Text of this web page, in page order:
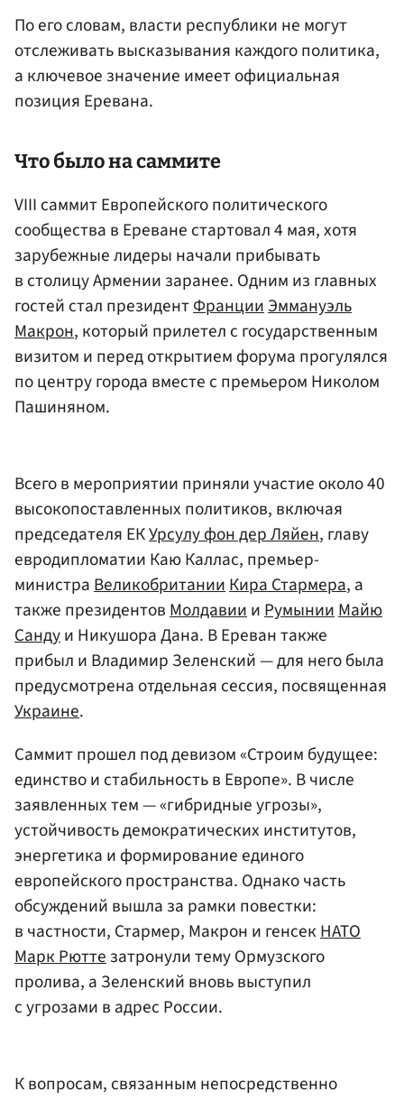
По его словам, власти республики не могут
отслеживать высказывания каждого политика,
а ключевое значение имеет официальная
позиция Еревана.
Что было на саммите
VIII саммит Европейского политического
сообщества в Ереване стартовал 4 мая, хотя
зарубежные лидеры начали прибывать
в столицу Армении заранее. Одним из главных
гостей стал президентФранцииЭммануэль
Макрон, который прилетел с государственным
визитом и перед открытием форума прогулялся
по центру города вместе с премьером Николом
Пашиняном.
Всего в мероприятии приняли участие около 40
высокопоставленных политиков, включая
председателя ЕКУрсулу фон дер Ляйен, главу
евродипломатии Каю Каллас, премьер-
министраВеликобританииКира Стармера, а
также президентовМолдавиииРумынииМайю
Сандуи Никушора Дана. В Ереван также
прибыл и Владимир Зеленский — для него была
предусмотрена отдельная сессия, посвященная
Украине.
Саммит прошел под девизом «Строим будущее:
единство и стабильность в Европе». В числе
заявленных тем — «гибридные угрозы»,
устойчивость демократических институтов,
энергетика и формирование единого
европейского пространства. Однако часть
обсуждений вышла за рамки повестки:
в частности, Стармер, Макрон и генсекНАТО
Марк Рюттезатронули тему Ормузского
пролива, а Зеленский вновь выступил
с угрозами в адрес России.
К вопросам, связанным непосредственно